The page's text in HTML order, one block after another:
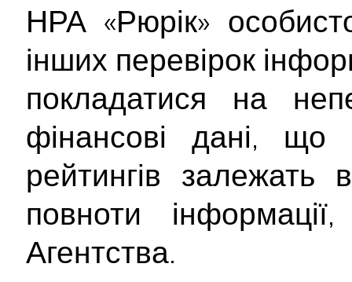
НРА «Рюрік»
інших перевірок
покладатися на
фінансові дані, що
рейтингів залежать
повноти
Агентства.